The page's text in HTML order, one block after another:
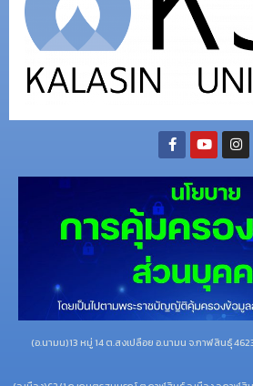
(อ.นามน)13 หมู่ 14 ต.สงเปลือย อ.นามน จ.กาฬสินธุ์